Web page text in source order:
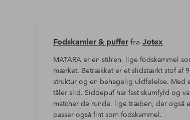
Fodskamler & pufferfra Jotex
MATARA er en stilren, lige fodskammel
mærket. Betrækket er et slidstærkt stof af
struktur og en behagelig uldfølelse. Med
tåler slid. Siddepuf har fast skumfyld og
matcher de runde, lige træben, der også
passer også fint som fodskammel.